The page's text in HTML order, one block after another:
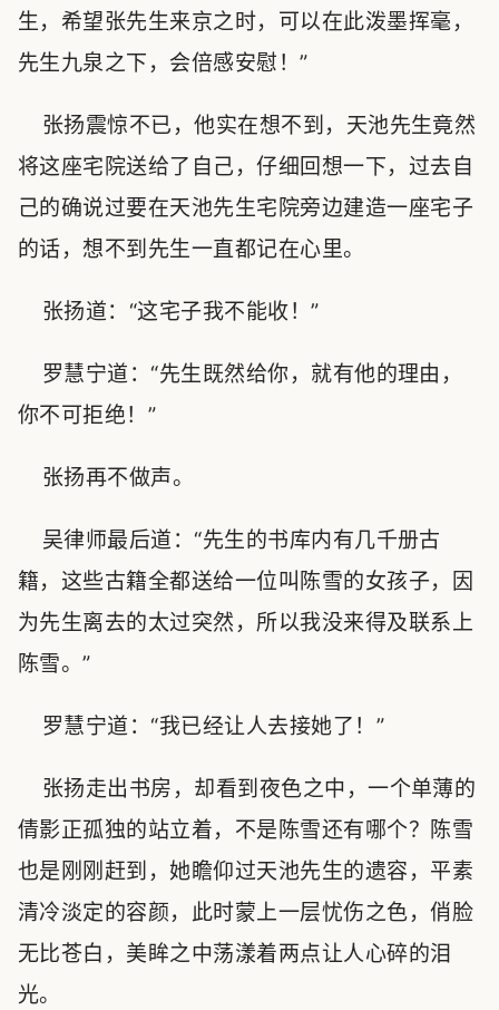
生，希望张先生来京之时，可以在此泼墨挥毫，
先生九泉之下，会倍感安慰！”
张扬震惊不已，他实在想不到，天池先生竟然
将这座宅院送给了自己，仔细回想一下，过去自
己的确说过要在天池先生宅院旁边建造一座宅子
的话，想不到先生一直都记在心里。
张扬道：“这宅子我不能收！”
罗慧宁道：“先生既然给你，就有他的理由，
你不可拒绝！”
张扬再不做声。
吴律师最后道：“先生的书库内有几千册古
籍，这些古籍全都送给一位叫陈雪的女孩子，因
为先生离去的太过突然，所以我没来得及联系上
陈雪。”
罗慧宁道：“我已经让人去接她了！”
张扬走出书房，却看到夜色之中，一个单薄的
倩影正孤独的站立着，不是陈雪还有哪个？陈雪
也是刚刚赶到，她瞻仰过天池先生的遗容，平素
清冷淡定的容颜，此时蒙上一层忧伤之色，俏脸
无比苍白，美眸之中荡漾着两点让人心碎的泪
光。